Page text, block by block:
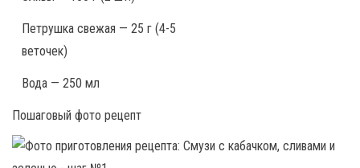
Петрушка свежая — 25 г (4-5
веточек)
Вода — 250 мл
Пошаговый фото рецепт